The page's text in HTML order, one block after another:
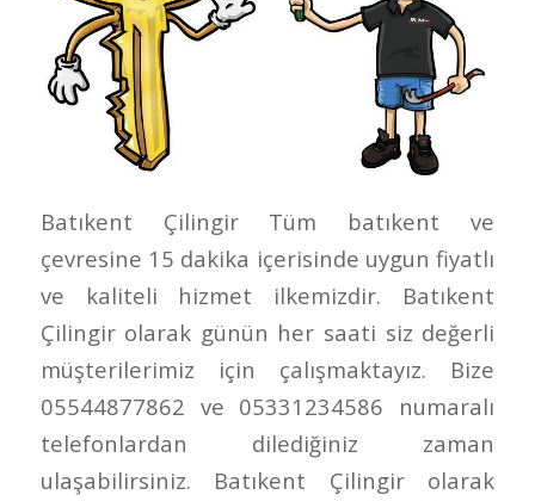
Batıkent Çilingir Tüm batıkent ve
çevresine 15 dakika içerisinde uygun fiyatlı
ve kaliteli hizmet ilkemizdir. Batıkent
Çilingir olarak günün her saati siz değerli
müşterilerimiz için çalışmaktayız. Bize
05544877862 ve 05331234586 numaralı
telefonlardan dilediğiniz zaman
ulaşabilirsiniz. Batıkent Çilingir olarak